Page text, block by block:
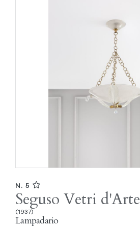
N. 5
Seguso Vetri d'Arte
(1937)
Lampadario